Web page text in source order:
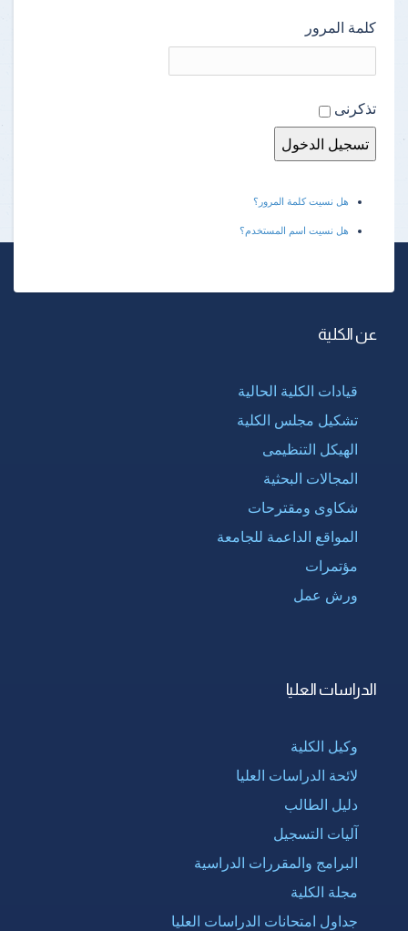
كلمة المرور
تذكرنى
هل نسيت كلمة المرور؟
هل نسيت اسم المستخدم؟
عن الكلية
قيادات الكلية الحالية
تشكيل مجلس الكلية
الهيكل التنظيمى
المجالات البحثية
شكاوى ومقترحات
المواقع الداعمة للجامعة
مؤتمرات
ورش عمل
الدراسات العليا
وكيل الكلية
لائحة الدراسات العليا
دليل الطالب
آليات التسجيل
البرامج والمقررات الدراسية
مجلة الكلية
جداول امتحانات الدراسات العليا